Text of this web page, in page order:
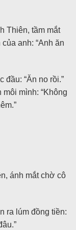
Thiên, tầm mắt
anh: “Anh ăn
đầu: “Ăn no rồi.”
mình: “Không
ánh mắt chờ cô
ra lúm đồng tiền: